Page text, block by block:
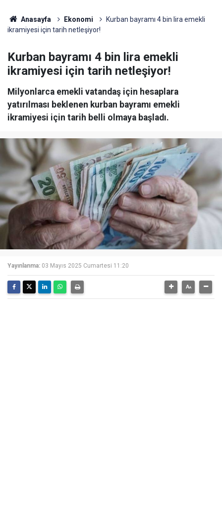
Anasayfa Ekonomi
Kurban bayramı 4 bin lira emekli
ikramiyesi için tarih netleşiyor!
Kurban bayramı 4 bin lira emekli
ikramiyesi için tarih netleşiyor!
Milyonlarca emekli vatandaş için hesaplara
yatırılması beklenen kurban bayramı emekli
ikramiyesi için tarih belli olmaya başladı.
Yayınlanma: 03 Mayıs 2025 Cumartesi 11:20